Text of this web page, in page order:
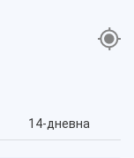
14-дневна